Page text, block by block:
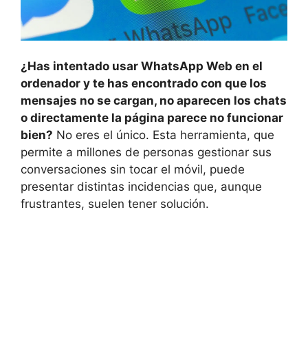
¿Has intentado usar WhatsApp Web en el
ordenador y te has encontrado con que los
mensajes no se cargan, no aparecen los chats
o directamente la página parece no funcionar
bien? No eres el único. Esta herramienta, que
permite a millones de personas gestionar sus
conversaciones sin tocar el móvil, puede
presentar distintas incidencias que, aunque
frustrantes, suelen tener solución.